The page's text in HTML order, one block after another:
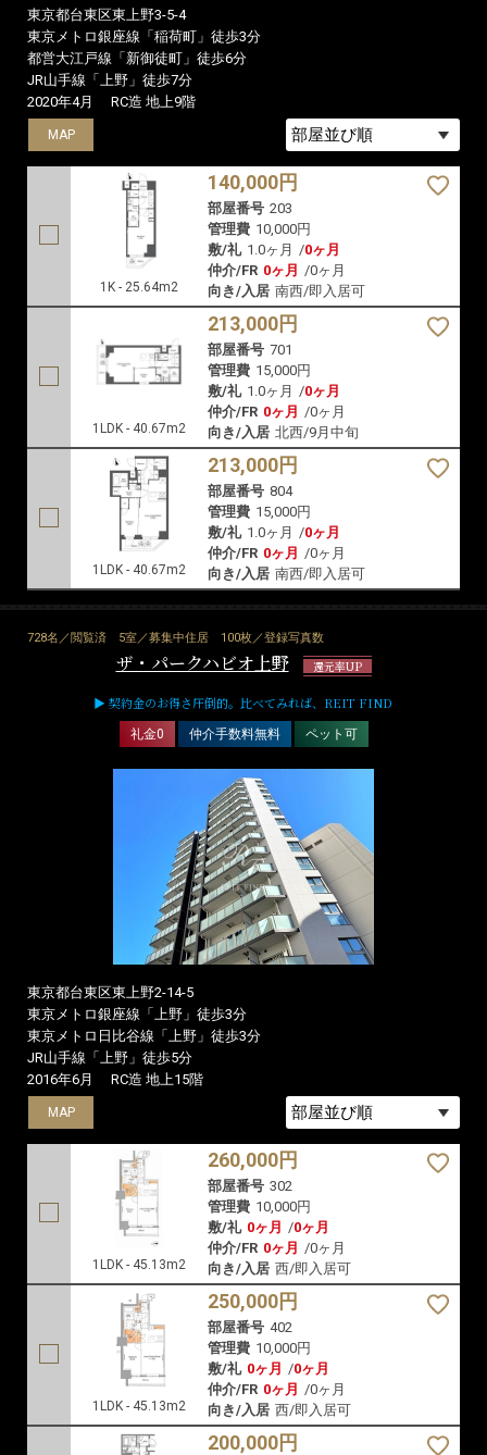
東京都台東区東上野3-5-4
東京メトロ銀座線「稲荷町」徒歩3分
都営大江戸線「新御徒町」徒歩6分
JR山手線「上野」徒歩7分
2020年4月
RC造 地上9階
MAP
1K - 25.64m2
140,000円
部屋番号 203
管理費 10,000円
敷/礼 1.0ヶ月 /0ヶ月
仲介/FR 0ヶ月 /0ヶ月
向き/入居 南西/即入居可
MAP
1LDK - 40.67m2
213,000円
部屋番号 701
管理費 15,000円
敷/礼 1.0ヶ月 /0ヶ月
仲介/FR 0ヶ月 /0ヶ月
向き/入居 北西/9月中旬
MAP
1LDK - 40.67m2
213,000円
部屋番号 804
管理費 15,000円
敷/礼 1.0ヶ月 /0ヶ月
仲介/FR 0ヶ月 /0ヶ月
向き/入居 南西/即入居可
728名／閲覧済 5室／募集中住居 100枚／登録写真数
ザ・パークハビオ上野 還元率UP
▶ 契約金のお得さ圧倒的。比べてみれば、REIT FIND
礼金0 仲介手数料無料 ペット可
東京都台東区東上野2-14-5
東京メトロ銀座線「上野」徒歩3分
東京メトロ日比谷線「上野」徒歩3分
JR山手線「上野」徒歩5分
2016年6月
RC造 地上15階
MAP
1LDK - 45.13m2
260,000円
部屋番号 302
管理費 10,000円
敷/礼 0ヶ月 /0ヶ月
仲介/FR 0ヶ月 /0ヶ月
向き/入居 西/即入居可
MAP
1LDK - 45.13m2
250,000円
部屋番号 402
管理費 10,000円
敷/礼 0ヶ月 /0ヶ月
仲介/FR 0ヶ月 /0ヶ月
向き/入居 西/即入居可
MAP
200,000円